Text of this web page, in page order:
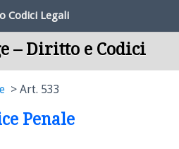
Codici Legali
– Diritto e Codici
Art. 533
Penale